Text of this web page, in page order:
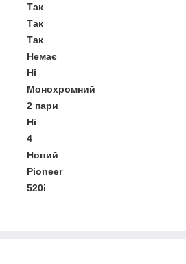
Так
Так
Так
Немає
Ні
Монохромний
2 пари
Ні
4
Новий
Pioneer
520i